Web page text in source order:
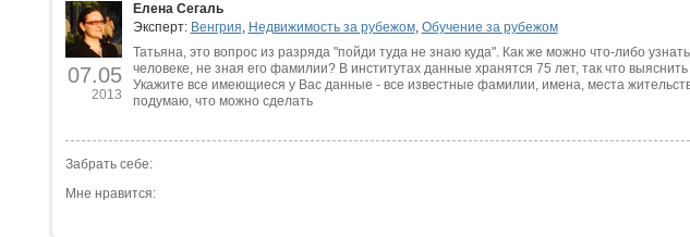
07.05
2013
Елена Сегаль
Эксперт: Венгрия, Недвижимость за рубежом, Обучение за рубежом
Татьяна, это вопрос из разряда "пойди туда не знаю куда". Как же можно что-либо
человеке, не зная его фамилии? В институтах данные хранятся 75 лет, так что
Укажите все имеющиеся у Вас данные - все известные фамилии, имена, места
подумаю, что можно сделать
Забрать себе:
Мне нравится: